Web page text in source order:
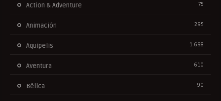
Action & Adventure 75
Animación 295
Aquipelis 1.698
Aventura 610
Bélica 90